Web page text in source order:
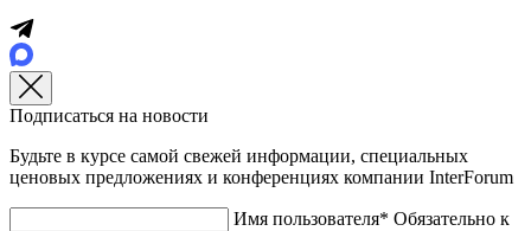
Подписаться на новости
Будьте в курсе самой свежей информации, специальных
ценовых предложениях и конференциях компании InterForum
Имя пользователя* Обязательно к